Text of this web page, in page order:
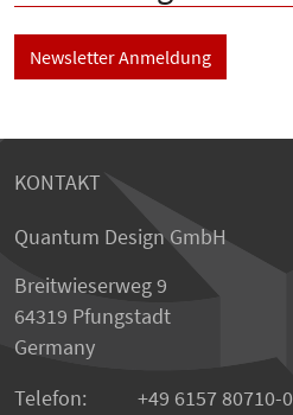
Newsletter Anmeldung
KONTAKT
Quantum Design GmbH
Breitwieserweg 9
64319 Pfungstadt
Germany
Telefon:
+49 6157 80710-0